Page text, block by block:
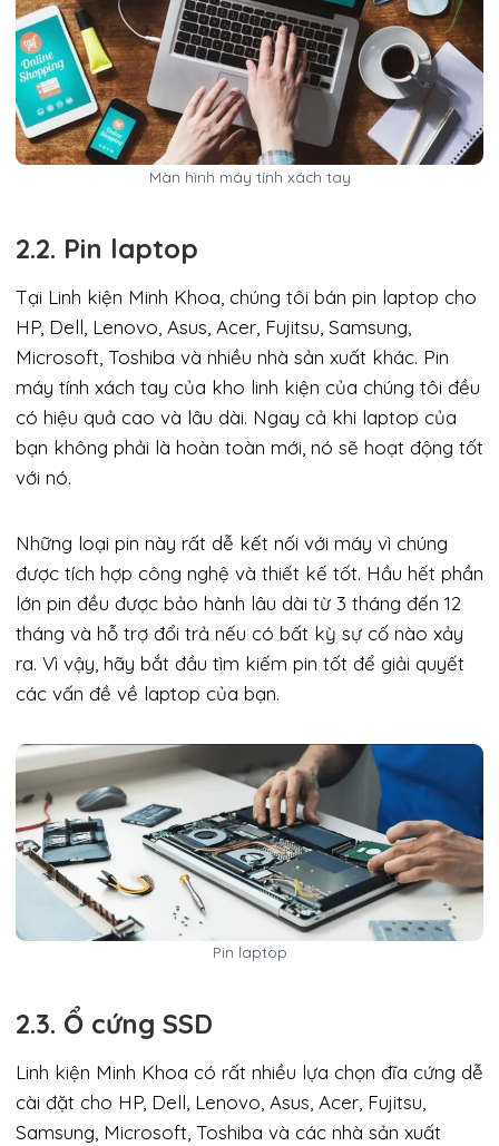
Màn hình máy tính xách tay
2.2. Pin laptop
Tại Linh kiện Minh Khoa, chúng tôi bán pin laptop cho
HP, Dell, Lenovo, Asus, Acer, Fujitsu, Samsung,
Microsoft, Toshiba và nhiều nhà sản xuất khác. Pin
máy tính xách tay của kho linh kiện của chúng tôi đều
có hiệu quả cao và lâu dài. Ngay cả khi laptop của
bạn không phải là hoàn toàn mới, nó sẽ hoạt động tốt
với nó.
Những loại pin này rất dễ kết nối với máy vì chúng
được tích hợp công nghệ và thiết kế tốt. Hầu hết phần
lớn pin đều được bảo hành lâu dài từ 3 tháng đến 12
tháng và hỗ trợ đổi trả nếu có bất kỳ sự cố nào xảy
ra. Vì vậy, hãy bắt đầu tìm kiếm pin tốt để giải quyết
các vấn đề về laptop của bạn.
Pin laptop
2.3. Ổ cứng SSD
Linh kiện Minh Khoa có rất nhiều lựa chọn đĩa cứng dễ
cài đặt cho HP, Dell, Lenovo, Asus, Acer, Fujitsu,
Samsung, Microsoft, Toshiba và các nhà sản xuất